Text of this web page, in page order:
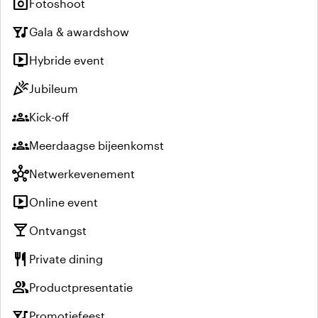
Fotoshoot
nightlifeGala & awardshow
live_tvHybride event
celebrationJubileum
groupsKick-off
groupsMeerdaagse bijeenkomst
hubNetwerkevenement
live_tvOnline event
local_bar Ontvangst
restaurant Private dining
groupProductpresentatie